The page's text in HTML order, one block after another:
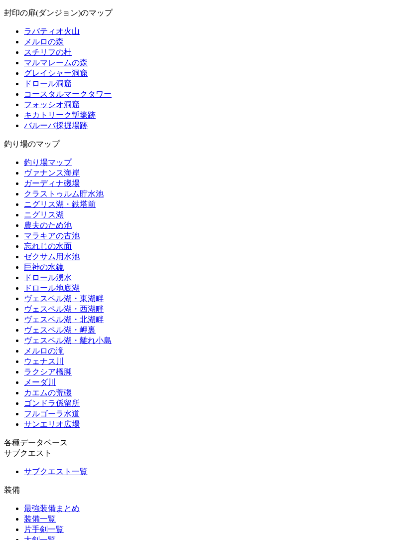
封印の扉(ダンジョン)のマップ
ラバティオ火山
メルロの森
スチリフの杜
マルマレームの森
グレイシャー洞窟
ドロール洞窟
コースタルマークタワー
フォッシオ洞窟
キカトリーク塹壕跡
バルーバ採掘場跡
釣り場のマップ
釣り場マップ
ヴァナンス海岸
ガーディナ磯場
クラストゥルム貯水池
ニグリス湖・鉄塔前
ニグリス湖
農夫のため池
マラキアの古池
忘れじの水面
ゼクサム用水池
巨神の水鏡
ドロール湧水
ドロール地底湖
ヴェスペル湖・東湖畔
ヴェスペル湖・西湖畔
ヴェスペル湖・北湖畔
ヴェスペル湖・岬裏
ヴェスペル湖・離れ小島
メルロの滝
ウェナス川
ラクシア橋脚
メーダ川
カエムの荒磯
ゴンドラ係留所
フルゴーラ水道
サンエリオ広場
各種データベース
サブクエスト
サブクエスト一覧
装備
最強装備まとめ
装備一覧
片手剣一覧